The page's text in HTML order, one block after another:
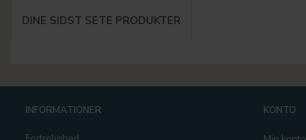
DINE SIDST SETE PRODUKTER
INFORMATIONER KONTO